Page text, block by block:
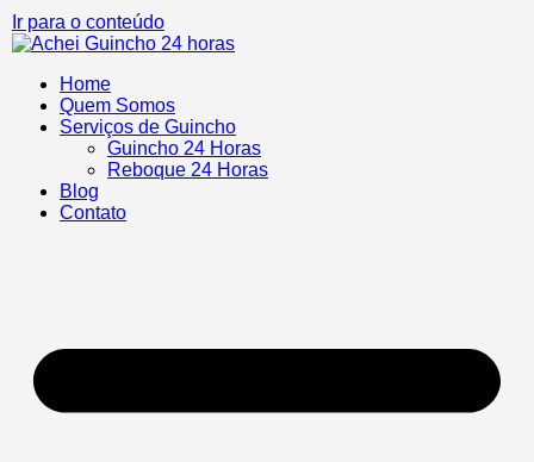
Ir para o conteúdo
Home
Quem Somos
Serviços de Guincho
Guincho 24 Horas
Reboque 24 Horas
Blog
Contato